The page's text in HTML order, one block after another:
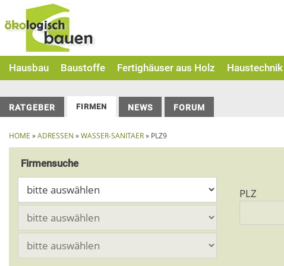
to
content
Hausbau Baustoffe Fertighäuser aus Holz Haustechnik
RATGEBER FIRMEN NEWS FORUM
HOME »ADRESSEN »WASSER-SANITAER» PLZ9
Firmensuche
PLZ